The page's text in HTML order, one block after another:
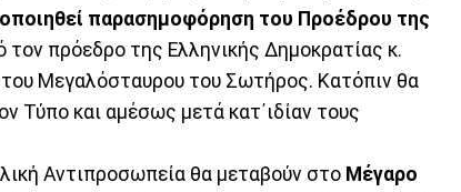
παρασημοφόρηση του Προέδρου της
τον πρόεδρο της Ελληνικής Δημοκρατίας κ.
Μεγαλόσταυρου του Σωτήρος. Κατόπιν θα
Τύπο και αμέσως μετά κατ΄ιδίαν τους
Αντιπροσωπεία θα μεταβούν στο Μέγαρο